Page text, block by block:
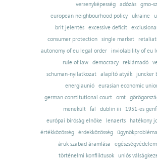
versenyképesség adózás gmo-
european neighbourhood policy
ukraine
brit jelentés excessive deficit
consumer protection
single market
autonomy of eu legal order
inviolability of eu
rule of law
democracy reklámadó
schuman-nyilatkozat alapító atyák juncker
energiaunió eurasian economic
german constitutional court
omt
menekült
fal dublin iii 1951-es
európai bíróság elnöke
lenaerts hatékony
értékközösség
érdekközösség ügynökprobléma
áruk szabad áramlása
egészségvédelem
történelmi konfliktusok uniós